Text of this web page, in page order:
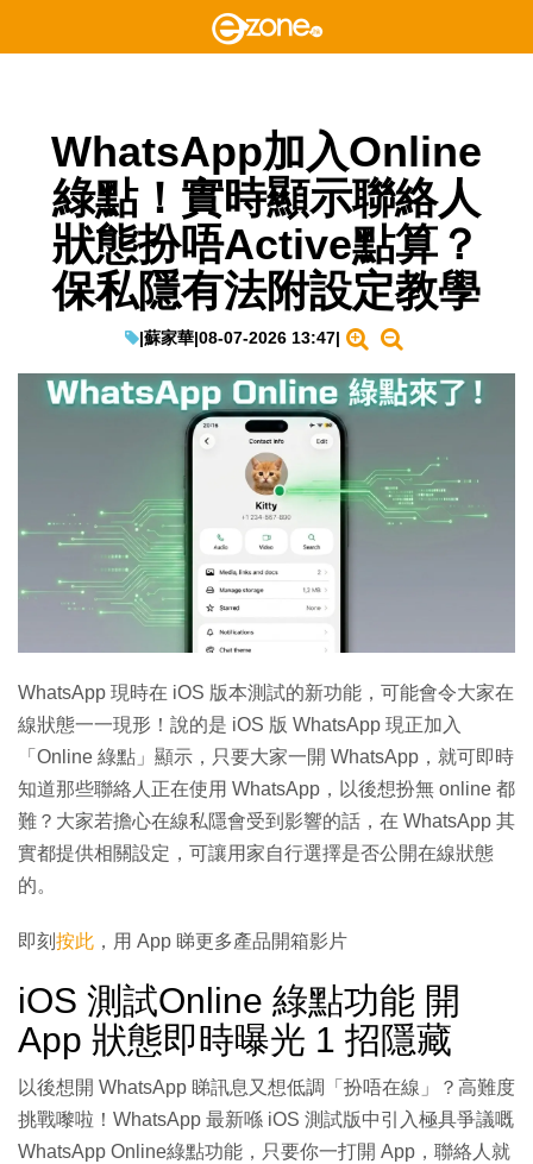
WhatsApp加入Online
綠點！實時顯示聯絡人
狀態扮唔Active點算？
保私隱有法附設定教學
|蘇家華|08-07-2026 13:47|
WhatsApp 現時在 iOS 版本測試的新功能，可能會令大家在
線狀態一一現形！說的是 iOS 版 WhatsApp 現正加入
「Online 綠點」顯示，只要大家一開 WhatsApp，就可即時
知道那些聯絡人正在使用 WhatsApp，以後想扮無 online 都
難？大家若擔心在線私隱會受到影響的話，在 WhatsApp 其
實都提供相關設定，可讓用家自行選擇是否公開在線狀態
的。
即刻 按此 ，用 App 睇更多產品開箱影片
iOS 測試Online 綠點功能 開
App 狀態即時曝光 1 招隱藏
以後想開 WhatsApp 睇訊息又想低調「扮唔在線」？高難度
挑戰嚟啦！WhatsApp 最新喺 iOS 測試版中引入極具爭議嘅
WhatsApp Online綠點功能，只要你一打開 App，聯絡人就